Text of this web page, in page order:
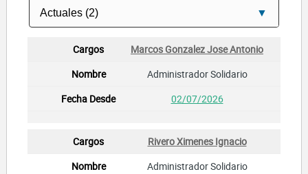
Marcos Gonzalez Jose Antonio
Administrador Solidario
02/07/2026
Rivero Ximenes Ignacio
Administrador Solidario